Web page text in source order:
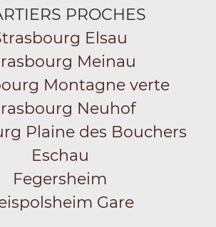
PROCHES
Elsau
Meinau
Montagne verte
Neuhof
Plaine des Bouchers
Eschau
Fegersheim
Gare